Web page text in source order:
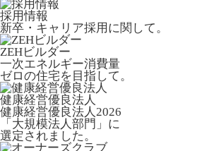
採用情報
新卒・キャリア採用に関して。
ZEHビルダー
一次エネルギー消費量
ゼロの住宅を目指して。
健康経営優良法人
健康経営優良法人2026
「大規模法人部門」に
選定されました。